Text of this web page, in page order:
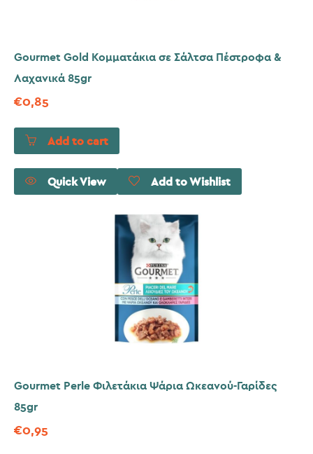
Gourmet Gold Κομματάκια σε Σάλτσα Πέστροφα &
Λαχανικά 85gr
€0,85
Add to cart
Quick View Add to Wishlist
Gourmet Perle Φιλετάκια Ψάρια Ωκεανού-Γαρίδες
85gr
€0,95